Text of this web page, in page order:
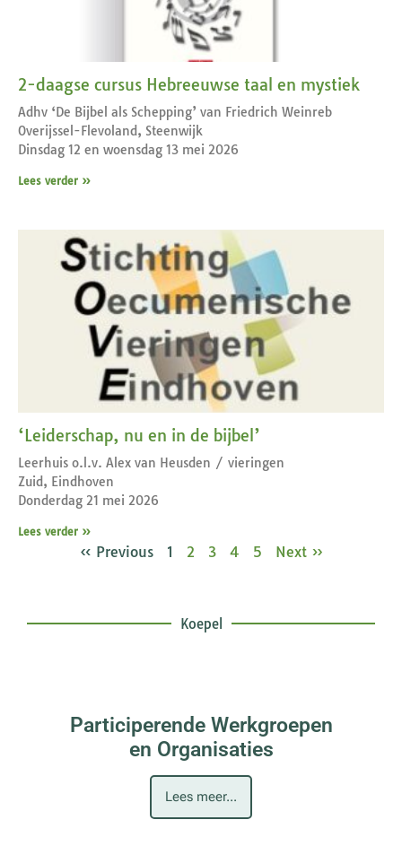
2-daagse cursus Hebreeuwse taal en mystiek
Adhv ‘De Bijbel als Schepping’ van Friedrich Weinreb
Overijssel-Flevoland, Steenwijk
Dinsdag 12 en woensdag 13 mei 2026
Lees verder »
‘Leiderschap, nu en in de bijbel’
Leerhuis o.l.v. Alex van Heusden / vieringen
Zuid, Eindhoven
Donderdag 21 mei 2026
Lees verder »
« Previous 1 2 3 4 5 Next »
Koepel
Participerende Werkgroepen
en Organisaties
Lees meer...